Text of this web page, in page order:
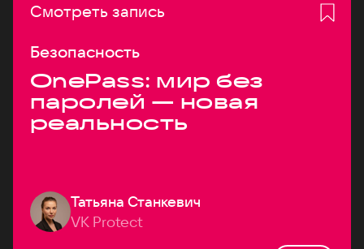
Смотреть запись
Безопасность
OnePass: мир без
паролей — новая
реальность
Татьяна Станкевич
VK Protect